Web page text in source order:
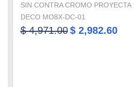
SIN CONTRA CROMO PROYECTA
DECO MO8X-DC-01
$ 4,971.00 $ 2,982.60